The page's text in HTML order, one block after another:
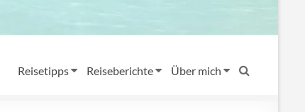
Reisetipps Reiseberichte Über mich